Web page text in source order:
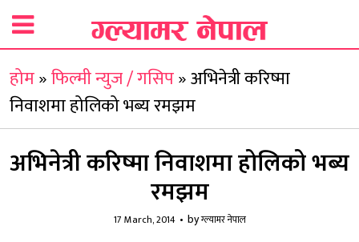
होम»फिल्मी न्युज / गसिप»अभिनेत्री करिष्मा
निवाशमा होलिको भब्य रमझम
अभिनेत्री करिष्मा निवाशमा होलिको भब्य
रमझम
17 March, 2014 byग्ल्यामर नेपाल